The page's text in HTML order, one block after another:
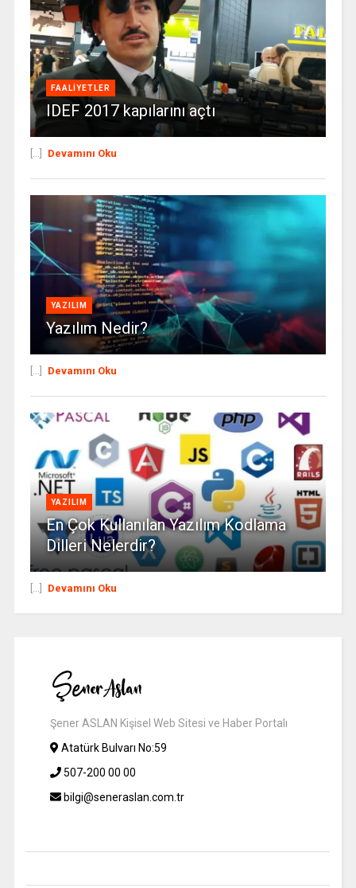
FAALIYETLER
IDEF 2017 kapılarını açtı
Devamını Oku
YAZILIM
Yazılım Nedir?
Devamını Oku
YAZILIM
En Çok Kullanılan Yazılım Kodlama
Dilleri Nelerdir?
Devamını Oku
Şener ASLAN Kişisel Web Sitesi ve Haber Portalı
Atatürk Bulvarı No:59
507-200 00 00
bilgi@seneraslan.com.tr